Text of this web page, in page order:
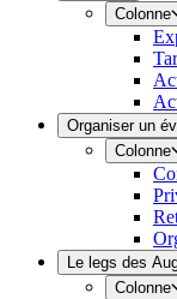
Colonne
Organiser un
Colonne
Le legs des
Colonne